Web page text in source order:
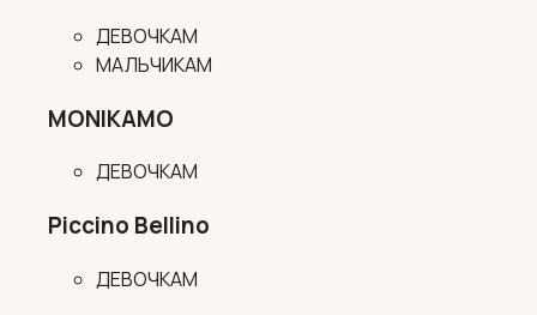
ДЕВОЧКАМ
МАЛЬЧИКАМ
MONIKAMO
ДЕВОЧКАМ
Piccino Bellino
ДЕВОЧКАМ